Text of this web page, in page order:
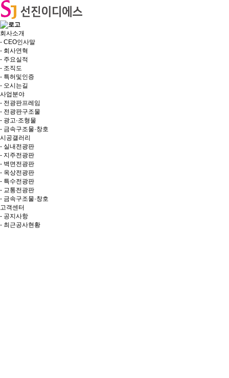
회사소개
- CEO인사말
- 회사연혁
- 주요실적
- 조직도
- 특허및인증
- 오시는길
사업분야
- 전광판프레임
- 전광판구조물
- 광고·조형물
- 금속구조물·창호
시공갤러리
- 실내전광판
- 지주전광판
- 벽면전광판
- 옥상전광판
- 특수전광판
- 교통전광판
- 금속구조물·창호
고객센터
- 공지사항
- 최근공사현황